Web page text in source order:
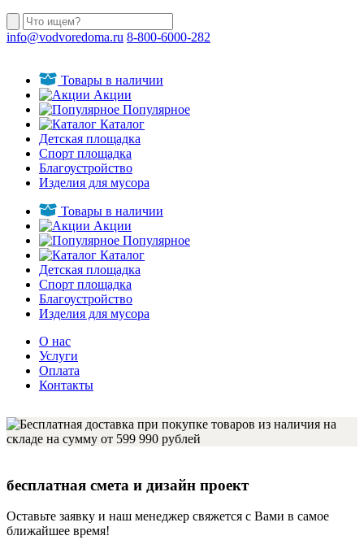
info@vodvoredoma.ru 8-800-6000-282
Товары в наличии
Акции
Популярное
Каталог
Детская площадка
Спорт площадка
Благоустройство
Изделия для мусора
Товары в наличии
Акции
Популярное
Каталог
Детская площадка
Спорт площадка
Благоустройство
Изделия для мусора
О нас
Услуги
Оплата
Контакты
бесплатная смета и дизайн проект
Оставьте заявку и наш менеджер свяжется с Вами в самое
ближайшее время!